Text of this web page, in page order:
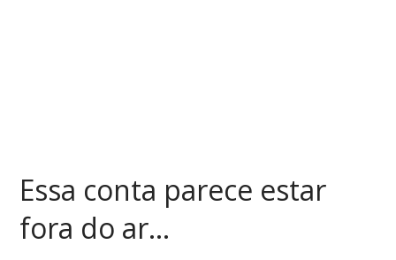
Essa conta parece estar
fora do ar...